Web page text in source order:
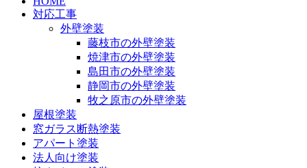
対応工事
外壁塗装
藤枝市の外壁塗装
焼津市の外壁塗装
島田市の外壁塗装
静岡市の外壁塗装
牧之原市の外壁塗装
屋根塗装
窓ガラス断熱塗装
アパート塗装
法人向け塗装